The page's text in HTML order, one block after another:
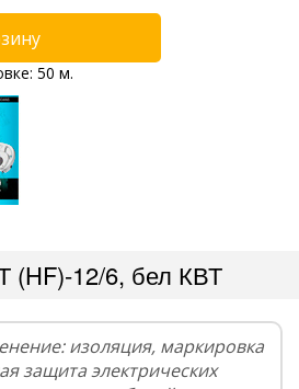
50 м.
(HF)-12/6, бел КВТ
изоляция, маркировка
защита электрических